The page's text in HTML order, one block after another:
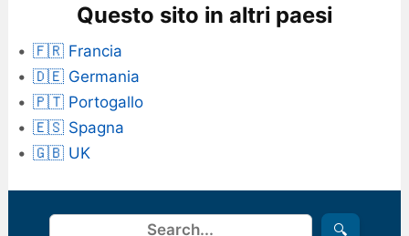
Questo sito in altri paesi
🇫🇷 Francia
🇩🇪 Germania
🇵🇹 Portogallo
🇪🇸 Spagna
🇬🇧 UK
Cerca 🔍